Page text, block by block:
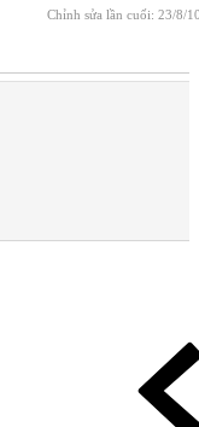
Chỉnh sửa lần cuối: 23/8/